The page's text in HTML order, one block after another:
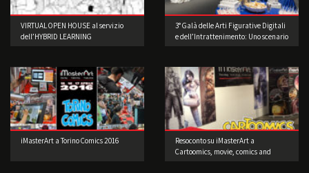
VIRTUAL OPEN HOUSE al servizio
dell’HYBRID LEARNING
3° Galà delle Arti Figurative Digitali
e dell’Intrattenimento: Uno scenario
iMasterArt a Torino Comics 2016
Resoconto su iMasterArt a
Cartoomics, movie, comics and